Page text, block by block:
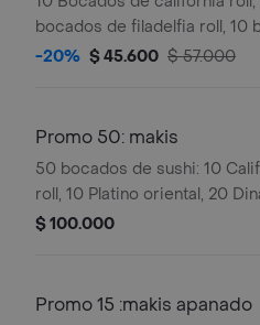
bocados de filadelfia roll, 10
de platino oriental y bebida de
-20% $ 45.600 $ 57.000
Promo 50: makis
50 bocados de sushi: 10
roll, 10 Platino oriental, 20
Latín roll, 10 Cani roll. Incluye
$ 100.000
Promo 15 :makis apanado